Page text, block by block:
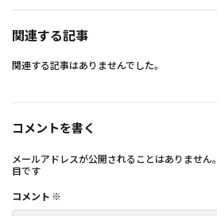
関連する記事
関連する記事はありませんでした。
コメントを書く
メールアドレスが公開されることはありません。
目です
コメント ※